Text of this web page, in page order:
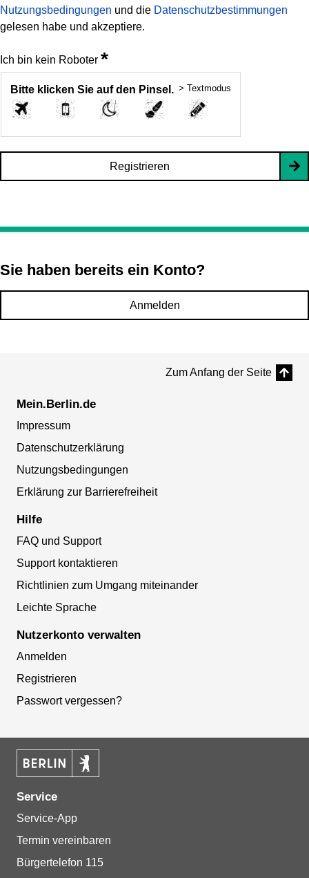
Nutzungsbedingungen und die Datenschutzbestimmungen
gelesen habe und akzeptiere.
Ich bin kein Roboter *
Bitte klicken Sie auf den Pinsel. > Textmodus
Registrieren
Sie haben bereits ein Konto?
Anmelden
Zum Anfang der Seite
Mein.Berlin.de
Impressum
Datenschutzerklärung
Nutzungsbedingungen
Erklärung zur Barrierefreiheit
Hilfe
FAQ und Support
Support kontaktieren
Richtlinien zum Umgang miteinander
Leichte Sprache
Nutzerkonto verwalten
Anmelden
Registrieren
Passwort vergessen?
Service
Service-App
Termin vereinbaren
Bürgertelefon 115